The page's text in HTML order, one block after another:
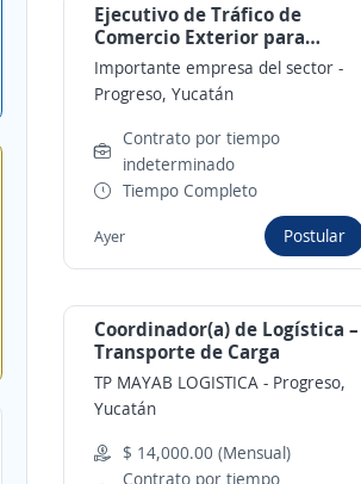
Ejecutivo de Tráfico de
Comercio Exterior para
Agencia Aduanal en Progreso
Importante empresa del sector -
Progreso, Yucatán
Contrato por tiempo
indeterminado
Tiempo Completo
Ayer Postular
Coordinador(a) de Logística –
Transporte de Carga
TP MAYAB LOGISTICA - Progreso,
Yucatán
$ 14,000.00 (Mensual)
Contrato por tiempo